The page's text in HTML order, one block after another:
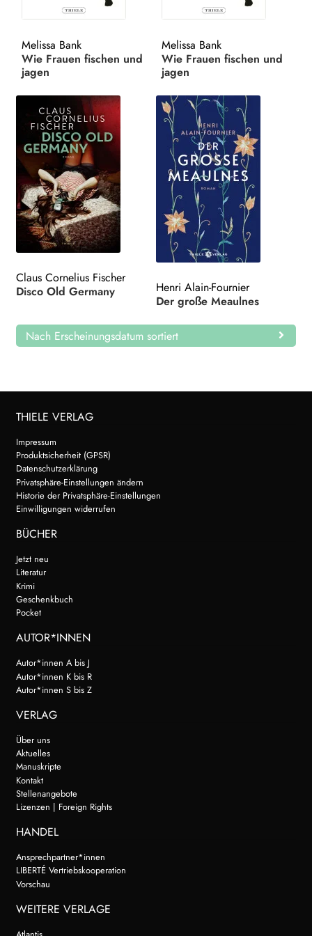
Search:
Melissa Bank
Wie Frauen fischen und
jagen
Melissa Bank
Wie Frauen fischen und
jagen
Claus Cornelius Fischer
Disco Old Germany
Henri Alain-Fournier
Der große Meaulnes
Nach Erscheinungsdatum sortiert
THIELE VERLAG
Impressum
Produktsicherheit (GPSR)
Datenschutzerklärung
Privatsphäre-Einstellungen ändern
Historie der Privatsphäre-Einstellungen
Einwilligungen widerrufen
BÜCHER
Jetzt neu
Literatur
Krimi
Geschenkbuch
Pocket
AUTOR*INNEN
Autor*innen A bis J
Autor*innen K bis R
Autor*innen S bis Z
VERLAG
Über uns
Aktuelles
Manuskripte
Kontakt
Stellenangebote
Lizenzen | Foreign Rights
HANDEL
Ansprechpartner*innen
LIBERTÉ Vertriebskooperation
Vorschau
WEITERE VERLAGE